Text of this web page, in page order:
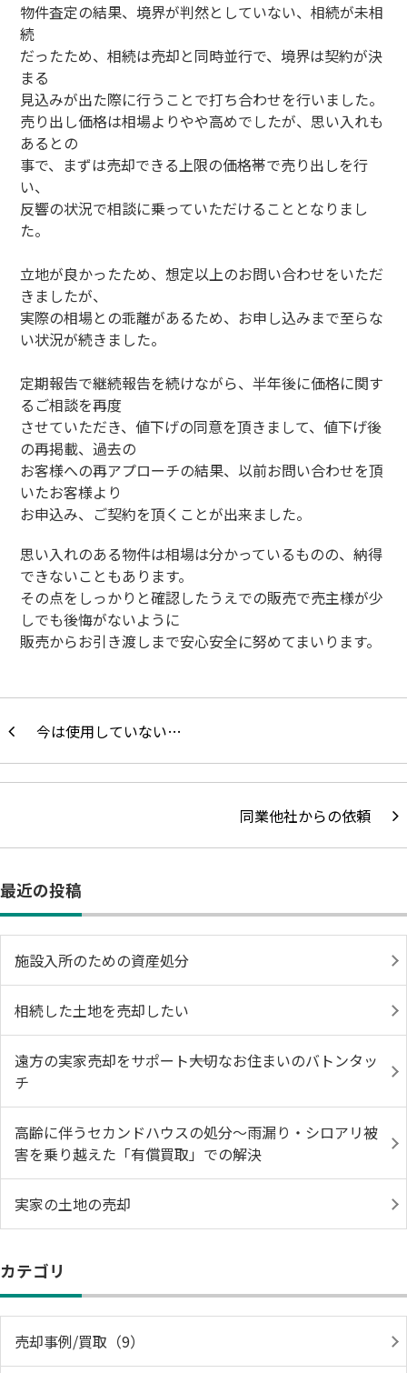
物件査定の結果、境界が判然としていない、相続が未相
続
だったため、相続は売却と同時並行で、境界は契約が決
まる
見込みが出た際に行うことで打ち合わせを行いました。
売り出し価格は相場よりやや高めでしたが、思い入れも
あるとの
事で、まずは売却できる上限の価格帯で売り出しを行
い、
反響の状況で相談に乗っていただけることとなりまし
た。
立地が良かったため、想定以上のお問い合わせをいただ
きましたが、
実際の相場との乖離があるため、お申し込みまで至らな
い状況が続きました。
定期報告で継続報告を続けながら、半年後に価格に関す
るご相談を再度
させていただき、値下げの同意を頂きまして、値下げ後
の再掲載、過去の
お客様への再アプローチの結果、以前お問い合わせを頂
いたお客様より
お申込み、ご契約を頂くことが出来ました。
思い入れのある物件は相場は分かっているものの、納得
できないこともあります。
その点をしっかりと確認したうえでの販売で売主様が少
しでも後悔がないように
販売からお引き渡しまで安心安全に努めてまいります。
今は使用していない…
同業他社からの依頼
最近の投稿
施設入所のための資産処分
相続した土地を売却したい
遠方の実家売却をサポート――大切なお住まいのバトンタッ
チ
高齢に伴うセカンドハウスの処分〜雨漏り・シロアリ被
害を乗り越えた「有償買取」での解決
実家の土地の売却
カテゴリ
売却事例/買取（9）